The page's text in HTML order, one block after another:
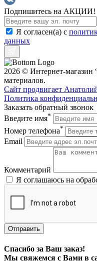
Подпишитесь на АКЦИИ!
Я согласен(a) с
данных
2026 © Интернет-магазин
материалов.
Сайт продвигает
Политика
Заказать обратный звонок
Введите имя*
Номер телефона*
Email
Комментарий
Я соглашаюсь на
Отправить
Спасибо за Ваш заказ!
Мы свяжемся с Вами в